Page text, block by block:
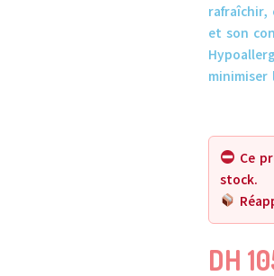
rafraîchir,
et son
minimiser
Ce
stock.
DH